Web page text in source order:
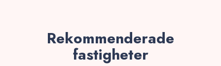
Rekommenderade
fastigheter